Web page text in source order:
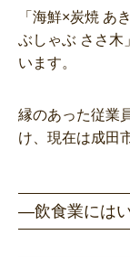
「海鮮×炭焼
ぶしゃぶ ささ木
います。
縁のあった従業
け、現在は成田
―飲食業には